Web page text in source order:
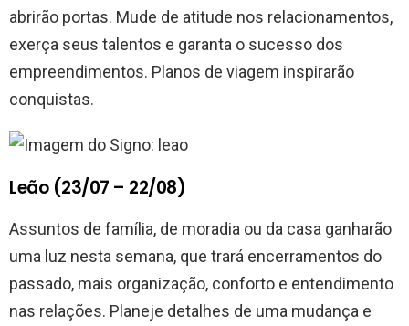
abrirão portas. Mude de atitude nos relacionamentos,
exerça seus talentos e garanta o sucesso dos
empreendimentos. Planos de viagem inspirarão
conquistas.
Leão (23/07 – 22/08)
Assuntos de família, de moradia ou da casa ganharão
uma luz nesta semana, que trará encerramentos do
passado, mais organização, conforto e entendimento
nas relações. Planeje detalhes de uma mudança e